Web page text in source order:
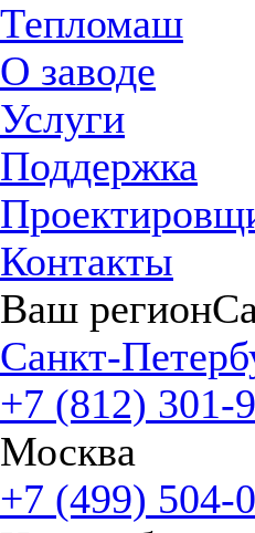
Тепломаш
О заводе
Услуги
Поддержка
Контакты
Ваш регион
Санкт-
+7 (812) 301-
Москва
+7 (499) 504-